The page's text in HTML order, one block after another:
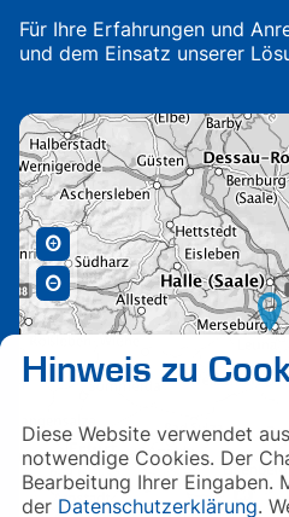
Hinweis zu
Diese Website verwendet
notwendige Cookies. Der
Bearbeitung Ihrer Eingaben.
der Datenschutzerklärung.
Für Ihre Erfahrungen und
und dem Einsatz unserer